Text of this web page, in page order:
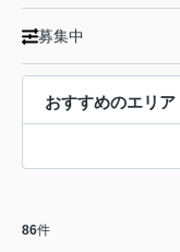
募集中
おすすめのエリア
86件